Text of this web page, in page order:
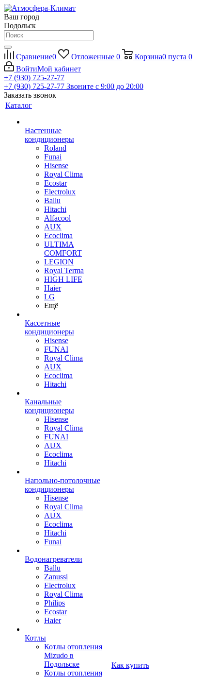
Ваш город
Подольск
Сравнение0 Отложенные 0 Корзина0 пуста 0
ВойтиМой кабинет
+7 (930) 725-27-77
+7 (930) 725-27-77 Звоните с 9:00 до 20:00
Заказать звонок
Каталог
Настенные
кондиционеры
Roland
Funai
Hisense
Royal Clima
Ecostar
Electrolux
Ballu
Hitachi
Alfacool
AUX
Ecoclima
ULTIMA
COMFORT
LEGION
Royal Terma
HIGH LIFE
Haier
LG
Ещё
Кассетные
кондиционеры
Hisense
FUNAI
Royal Clima
AUX
Ecoclima
Hitachi
Канальные
кондиционеры
Hisense
Royal Clima
FUNAI
AUX
Ecoclima
Hitachi
Напольно-потолочные
кондиционеры
Hisense
Royal Clima
AUX
Ecoclima
Hitachi
Funai
Водонагреватели
Ballu
Zanussi
Electrolux
Royal Clima
Philips
Ecostar
Haier
Котлы
Котлы отопления
Mizudo в
Подольске
Котлы отопления
Как купить